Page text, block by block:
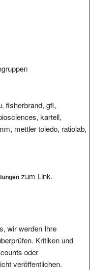
fisherbrand, gfl,
kartell,
mettler toledo, ratiolab,
zum Link.
wir werden Ihre
Kritiken und
oder
veröffentlichen.